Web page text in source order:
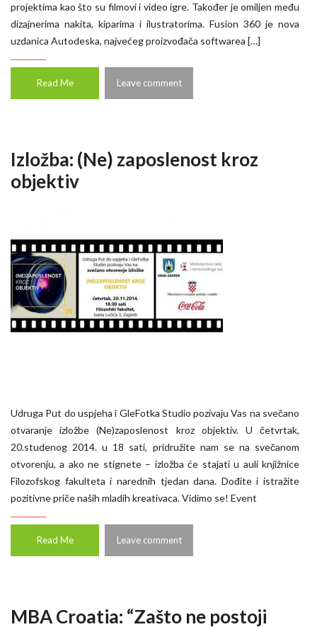
projektima kao što su filmovi i video igre. Također je omiljen među
dizajnerima nakita, kiparima i ilustratorima. Fusion 360 je nova
uzdanica Autodeska, najvećeg proizvođača softwarea […]
Read Me Leave comment
Izložba: (Ne) zaposlenost kroz
objektiv
Udruga Put do uspjeha i GleFotka Studio pozivaju Vas na svečano
otvaranje izložbe (Ne)zaposlenost kroz objektiv. U četvrtak,
20.studenog 2014. u 18 sati, pridružite nam se na svečanom
otvorenju, a ako ne stignete – izložba će stajati u auli knjižnice
Filozofskog fakulteta i narednih tjedan dana. Dođite i istražite
pozitivne priče naših mladih kreativaca. Vidimo se! Event
Read Me Leave comment
MBA Croatia: “Zašto ne postoji